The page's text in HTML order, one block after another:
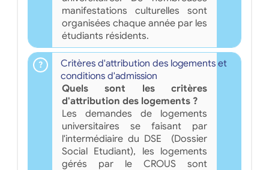
manifestations culturelles sont
organisées chaque année par les
étudiants résidents.
Critères d'attribution des logements et
conditions d'admission
Quels sont les critères
d'attribution des logements ?
Les demandes de logements
universitaires se faisant par
l'intermédiaire du DSE (Dossier
Social Etudiant), les logements
gérés par le CROUS sont